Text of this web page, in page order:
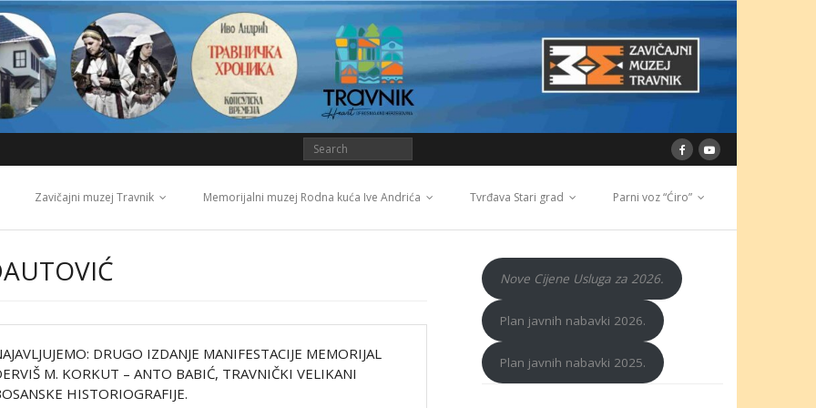
Zavičajni muzej Travnik Memorijalni muzej Rodna kuća Ive Andrića Tvrđava Stari grad Parni voz “Ćiro”
DRUGO IZDANJE MANIFESTACIJE MEMORIJAL
M. KORKUT – ANTO BABIĆ, TRAVNIČKI VELIKANI
HISTORIOGRAFIJE.
Nove Cijene Usluga za 2026.
Plan javnih nabavki 2026.
Plan javnih nabavki 2025.